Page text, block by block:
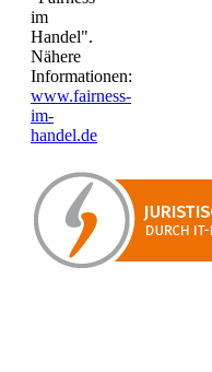
im
Handel".
Nähere
Informationen:
www.fairness-
im-
handel.de